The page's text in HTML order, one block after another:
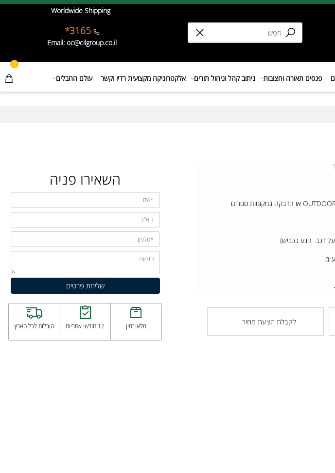
Worldwide Shipping
3165*
Email: oc@cilgroup.co.il
0
פנסים תאורה וחצובות ניתוב קהל וניהול תורים אלקטרוניקה מקצועית רדיו וקשר עולם החבלים
לקבלת הצעת מחיר
השאירו פניה
מלאי זמין 12 חודשי אחריות הובלות לכל הארץ